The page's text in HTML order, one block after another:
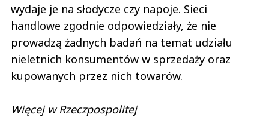
wydaje je na słodycze czy napoje. Sieci
handlowe zgodnie odpowiedziały, że nie
prowadzą żadnych badań na temat udziału
nieletnich konsumentów w sprzedaży oraz
kupowanych przez nich towarów.
Więcej w Rzeczpospolitej